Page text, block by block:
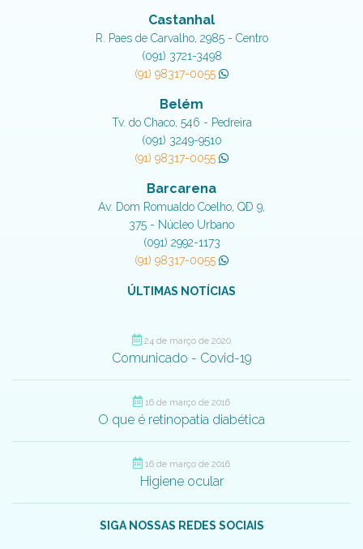
Castanhal
R. Paes de Carvalho, 2985 - Centro
(091) 3721-3498
(91) 98317-0055
Belém
Tv. do Chaco, 546 - Pedreira
(091) 3249-9510
(91) 98317-0055
Barcarena
Av. Dom Romualdo Coelho, QD 9,
375 - Núcleo Urbano
(091) 2992-1173
(91) 98317-0055
ÚLTIMAS NOTÍCIAS
24 de março de 2020
Comunicado - Covid-19
16 de março de 2016
O que é retinopatia diabética
16 de março de 2016
Higiene ocular
SIGA NOSSAS REDES SOCIAIS